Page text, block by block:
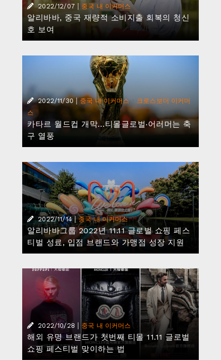
2022/12/07 | 중국 내 이커머스
알리바바, 중국 재량적 소비지출 회복의 청신
호 보여
2022/11/30 | 중국 내 이커머스· 크로스보더 이커머
스
카타르 월드컵 개막…티몰글로벌‧어러머는 축
구 열풍
2022/11/14 | 중국 내 이커머스
알리바바그룹 2022년 11.11 글로벌 쇼핑 페스
티벌 성료, 입점 브랜드와 가맹점 성장 지원
2022/10/28 | 중국 내 이커머스
해외 유명 브랜드가 첫번째 티몰 11.11 글로벌
쇼핑 페스티벌 맞이하는 법